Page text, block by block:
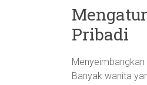
Pribadi
Banyak wanita